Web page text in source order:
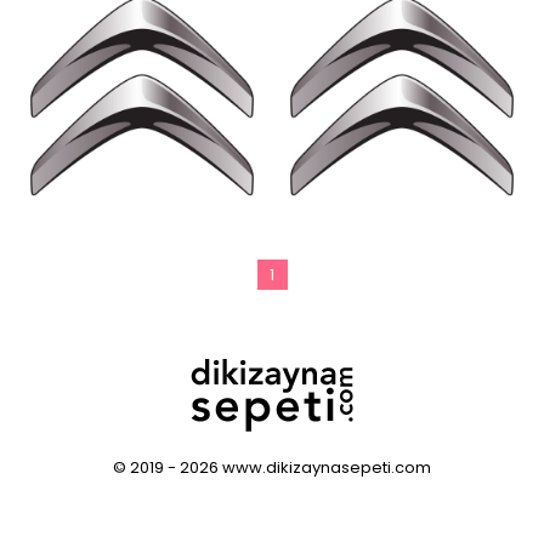
1
© 2019 - 2026 www.dikizaynasepeti.com